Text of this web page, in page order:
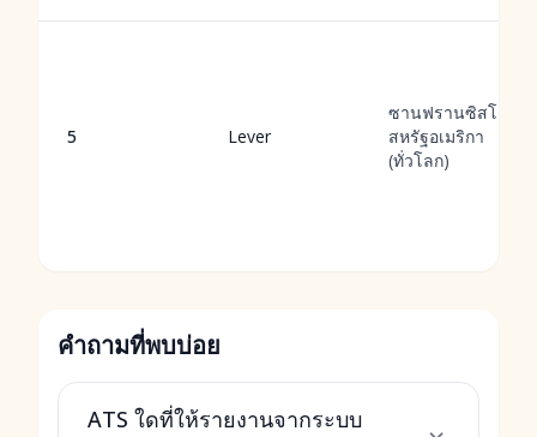
5 Lever
ซานฟรานซิสโก
สหรัฐอเมริกา
(ทั่วโลก)
คำถามที่พบบ่อย
ATS ใดที่ให้รายงานจากระบบ